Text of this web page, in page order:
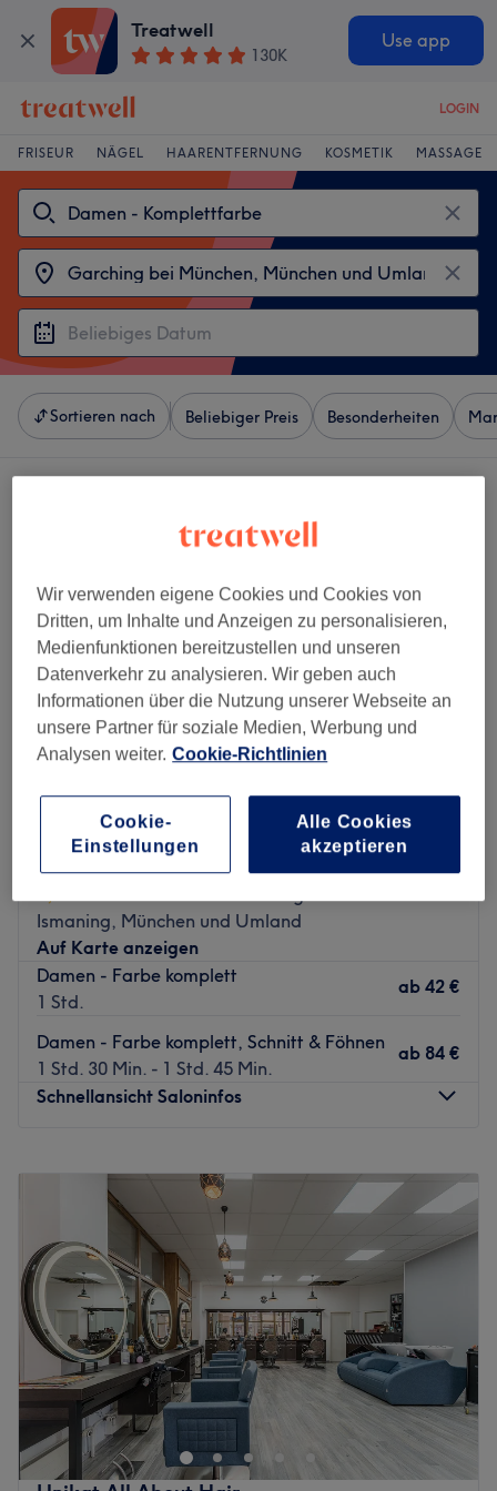
Treatwell
130K
Use app
LOGIN
FRISEUR NÄGEL HAARENTFERNUNG KOSMETIK MASSAGE
Sortieren nach Beliebiger Preis Besonderheiten
Die Friseure aus Ismaning
Ismaning, München und Umland
Auf Karte anzeigen
Damen - Farbe komplett
1 Std.
ab 42 €
Damen - Farbe komplett, Schnitt & Föhnen
1 Std. 30 Min. - 1 Std. 45 Min.
ab 84 €
Schnellansicht Saloninfos
Dienstag
Geschlossen
Mittwoch
09:00–
18:45
Donnerstag
Freitag
09:00
18:45
Samstag
09:00
17:00
Sonntag
Geschlossen
Leute aufgepasst! Die Friseure aus Ismaning ist am
Bahnhofplatz 5 ab sofort die neue Top-Adresse für
trendige Frisuren und faszinierende Colorationen. Lass
die Schere zu Hause und buch dir deinen Stylisten über
die Treatwell-App!
Wir verwenden eigene Cookies und Cookies von
Dritten, um Inhalte und Anzeigen zu personalisieren,
Medienfunktionen bereitzustellen und unseren
Datenverkehr zu analysieren. Wir geben auch
Informationen über die Nutzung unserer Webseite an
unsere Partner für soziale Medien, Werbung und
Analysen weiter. Cookie-Richtlinien
Cookie-
Einstellungen
Alle Cookies
akzeptieren